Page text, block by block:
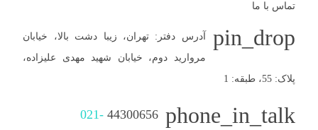
تماس با ما
pin_drop
آدرس دفتر: تهران، زیبا دشت بالا، خیابان
مروارید دوم، خیابان شهید مهدی علیزاده،
پلاک: 55، طبقه: 1
phone_in_talk
021- 44300656